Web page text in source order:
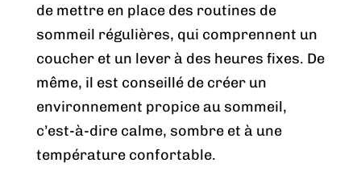
de mettre en place des routines de
sommeil régulières, qui comprennent un
coucher et un lever à des heures fixes. De
même, il est conseillé de créer un
environnement propice au sommeil,
c’est-à-dire calme, sombre et à une
température confortable.